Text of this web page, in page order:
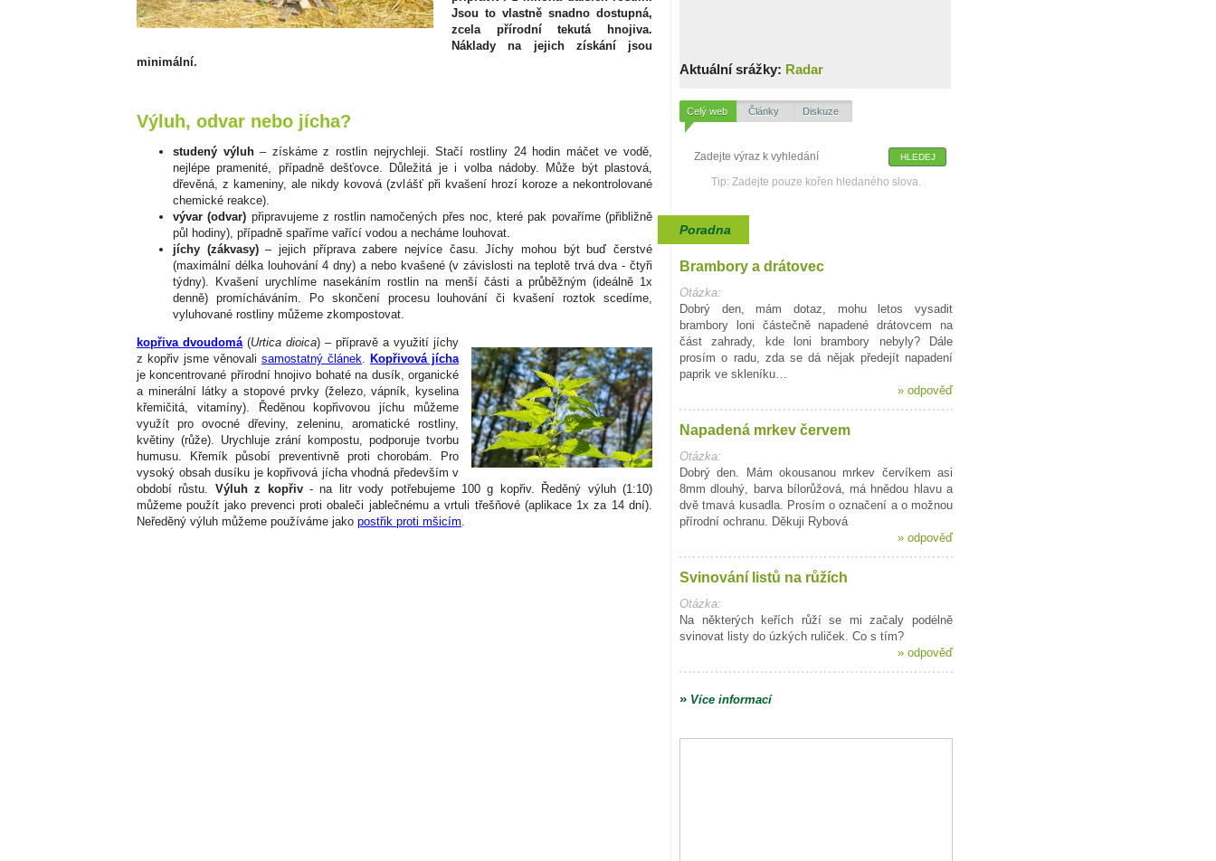
Jsou to vlastně snadno dostupná,
zcela přírodní tekutá hnojiva.
Náklady na jejich získání jsou
minimální.
Výluh, odvar nebo jícha?
studený výluh– získáme z rostlin nejrychleji. Stačí rostliny 24 hodin máčet ve vodě,
nejlépe pramenité, případně dešťovce. Důležitá je i volba nádoby. Může být plastová,
dřevěná, z kameniny, ale nikdy kovová (zvlášť při kvašení hrozí koroze a nekontrolované
chemické reakce).
vývar (odvar) připravujeme z rostlin namočených přes noc, které pak povaříme (přibližně
půl hodiny), případně spaříme vařící vodou a necháme louhovat.
jíchy (zákvasy)– jejich příprava zabere nejvíce času. Jíchy mohou být buď čerstvé
(maximální délka louhování 4 dny) a nebo kvašené (v závislosti na teplotě trvá dva - čtyři
týdny). Kvašení urychlíme nasekáním rostlin na menší části a průběžným (ideálně 1x
denně) promícháváním. Po skončení procesu louhování či kvašení roztok scedíme,
vyluhované rostliny můžeme zkompostovat.
kopřiva dvoudomá(Urtica dioica) – přípravě a využití jíchy
z kopřiv jsme věnovali samostatný článek. Kopřivová jícha
je koncentrované přírodní hnojivo bohaté na dusík, organické
a minerální látky a stopové prvky (železo, vápník, kyselina
křemičitá, vitamíny). Ředěnou kopřivovou jíchu můžeme
využít pro ovocné dřeviny, zeleninu, aromatické rostliny,
květiny (růže). Urychluje zrání kompostu, podporuje tvorbu
humusu. Křemík působí preventivně proti chorobám. Pro
vysoký obsah dusíku je kopřivová jícha vhodná především v
období růstu. Výluh z kopřiv- na litr vody potřebujeme 100 g kopřiv. Ředěný výluh (1:10)
můžeme použít jako prevenci proti obaleči jablečnému a vrtuli třešňové (aplikace 1x za 14 dní).
Neředěný výluh můžeme používáme jako postřik proti mšicím.
Aktuální srážky: Radar
Celý web Články Diskuze
Tip: Zadejte pouze kořen hledaného slova.
Poradna
Brambory a drátovec
Otázka:
Dobrý den, mám dotaz, mohu letos vysadit
brambory loni částečně napadené drátovcem na
část zahrady, kde loni brambory nebyly? Dále
prosím o radu, zda se dá nějak předejít napadení
paprik ve skleníku…
» odpověď
Napadená mrkev červem
Otázka:
Dobrý den. Mám okousanou mrkev červíkem asi
8mm dlouhý, barva bílorůžová, má hnědou hlavu a
dvě tmavá kusadla. Prosím o označení a o možnou
přírodní ochranu. Děkuji Rybová
» odpověď
Svinování listů na růžích
Otázka:
Na některých keřích růží se mi začaly podélně
svinovat listy do úzkých ruliček. Co s tím?
» odpověď
» Více informací